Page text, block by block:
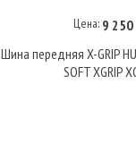
В
Цена: 9 250
Шина передняя X-GRIP
SOFT XGRIP